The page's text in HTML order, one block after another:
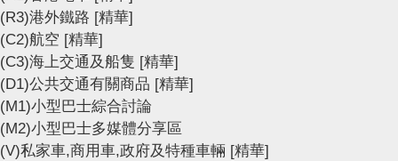
(R3)港外鐵路 [精華]
(C2)航空 [精華]
(C3)海上交通及船隻 [精華]
(D1)公共交通有關商品 [精華]
(M1)小型巴士綜合討論
(M2)小型巴士多媒體分享區
(V)私家車,商用車,政府及特種車輛 [精華]